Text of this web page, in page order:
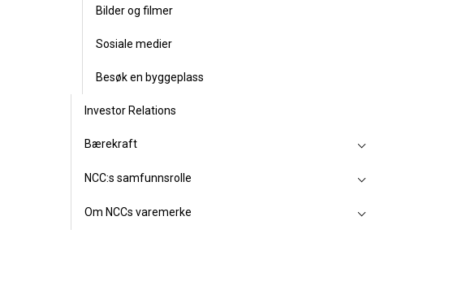
Bilder og filmer
Sosiale medier
Besøk en byggeplass
Investor Relations
Bærekraft
NCC:s samfunnsrolle
Om NCCs varemerke